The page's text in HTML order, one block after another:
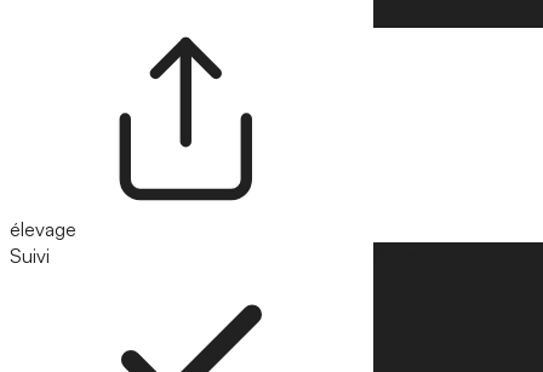
élevage
Suivi